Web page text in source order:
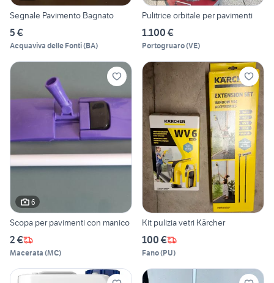
Segnale Pavimento Bagnato
5 €
Acquaviva delle Fonti(BA)
Pulitrice orbitale per pavimenti
1.100 €
Portogruaro(VE)
6
Scopa per pavimenti con manico
2 €
Macerata (MC)
Kit pulizia vetri Kärcher
100 €
Fano(PU)